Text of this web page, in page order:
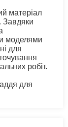
матеріал
Завдяки
моделями
для
робіт.
для